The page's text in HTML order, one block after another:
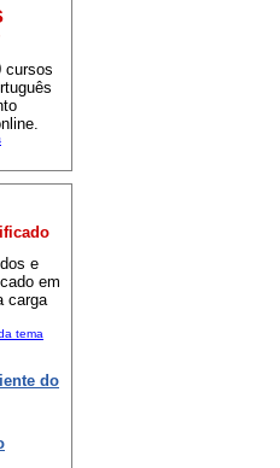
cursos
e
em
carga
tema
do